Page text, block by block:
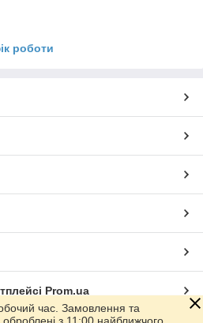
роботи
Prom.ua
час. Замовлення та